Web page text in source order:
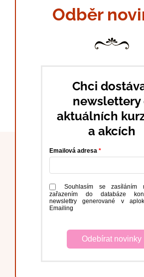
Odběr
Chci
newslettery
aktuálních
a akcích
Emailová adresa
Souhlasím se zasíláním
zařazením do databáze
newslettry generované v
Emailing
Odebírat novinky